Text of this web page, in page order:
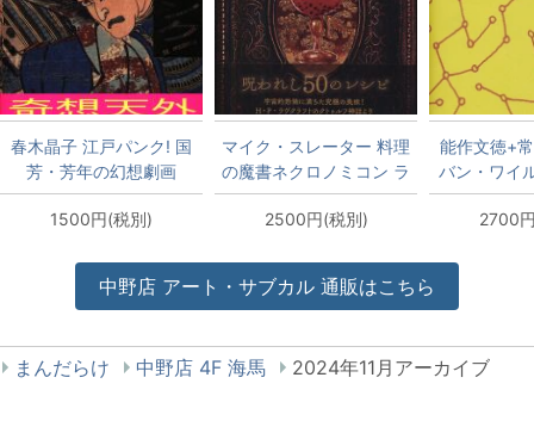
春木晶子 江戸パンク! 国
芳・芳年の幻想劇画
1500円(税別)
マイク・スレーター 料理
の魔書ネクロノミコン ラ
ヴクラフトの物語から生
まれたレシピと儀式
2500円(税別)
能作文徳+
バン・ワイ
ジ
2700
中野店 アート・サブカル 通販はこちら
まんだらけ 中野店 4F 海馬 2024年11月アーカイブ